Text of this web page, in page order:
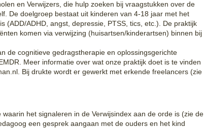
en Verwijzers, die hulp zoeken bij vraagstukken over de
De doelgroep bestaat uit kinderen van 4-18 jaar met het
(ADD/ADHD, angst, depressie, PTSS, tics, etc.). De praktijk
komen via verwijzing (huisartsen/kinderartsen) binnen bij
de cognitieve gedragstherapie en oplossingsgerichte
Meer informatie over wat onze praktijk doet is te vinden
Bij drukte wordt er gewerkt met erkende freelancers (zie
het signaleren in de Verwijsindex aan de orde is (zie de
een gesprek aangaan met de ouders en het kind